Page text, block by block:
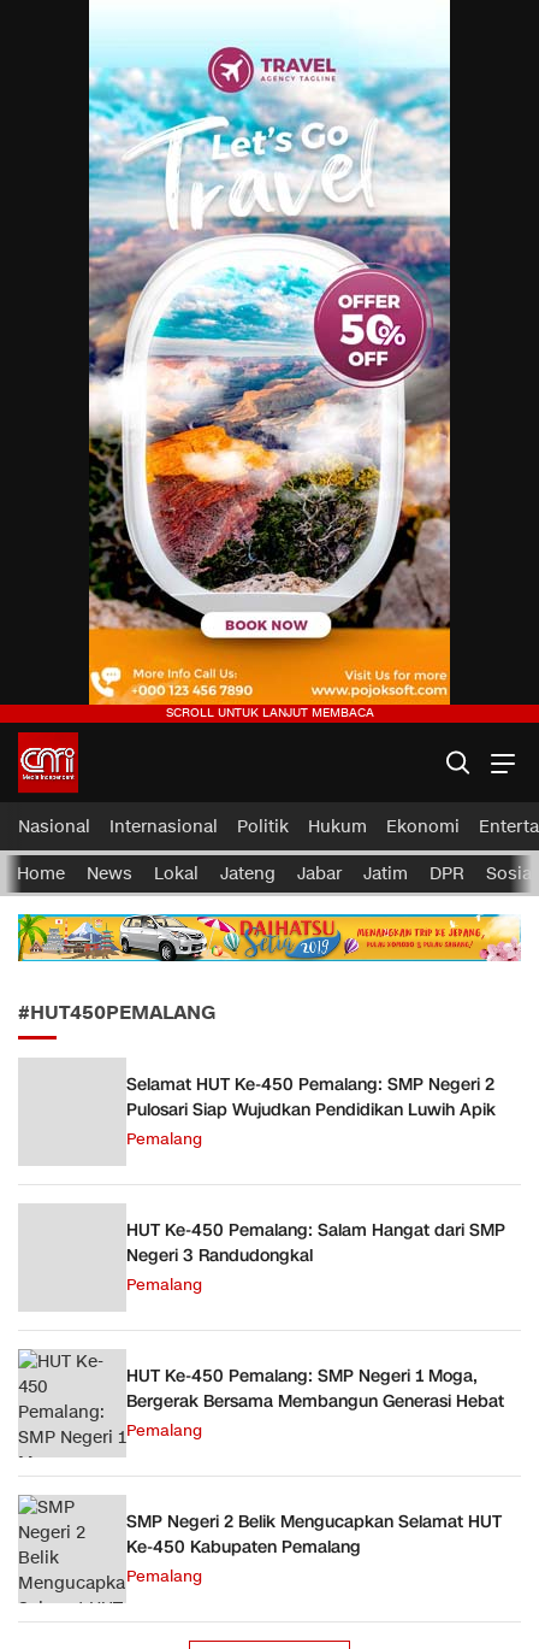
CMI News
Berani, Integritas dan Loyalitas
Nasional Internasional Politik Hukum Ekonomi
Home News Lokal Jateng Jabar Jatim DPR Sosial
#HUT450PEMALANG
Selamat HUT Ke-450 Pemalang: SMP Negeri 2
Pulosari Siap Wujudkan Pendidikan Luwih Apik
Pemalang
HUT Ke-450 Pemalang: Salam Hangat dari SMP
Negeri 3 Randudongkal
Pemalang
HUT Ke-450 Pemalang: SMP Negeri 1 Moga,
Bergerak Bersama Membangun Generasi Hebat
Pemalang
SMP Negeri 2 Belik Mengucapkan Selamat HUT
Ke-450 Kabupaten Pemalang
Pemalang